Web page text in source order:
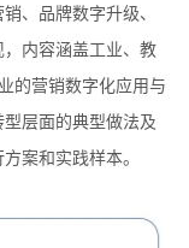
、品牌数字升级、
内容涵盖工业、教
的营销数字化应用与
层面的典型做法及
案和实践样本。